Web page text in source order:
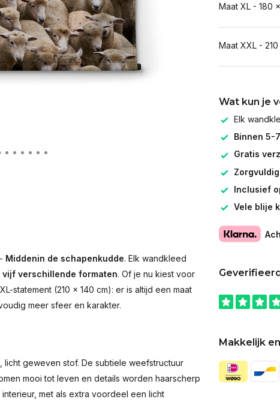
Middenin de schapenkudde. Elk wandkleed
vijf verschillende formaten. Of je nu kiest voor
statement (210 × 140 cm): er is altijd een maat
meer sfeer en karakter.
geweven stof. De subtiele weefstructuur
mooi tot leven en details worden haarscherp
met als extra voordeel een licht
Maat XL - 180
Maat XXL -
Wat kun je
Elk
Binnen 5-
Gratis
Inclusief
Vele blije
Makkelijk